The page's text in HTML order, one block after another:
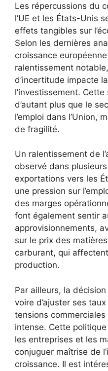
Les répercussions du
l’UE et les États-Unis
effets tangibles sur
Selon les dernières
croissance
ralentissement
d’incertitude impacte
l’investissement.
d’autant plus que le
l’emploi dans l’Union,
de fragilité.
Un ralentissement de
observé dans
exportations vers les
une pression sur
des marges
font également sentir
approvisionnements,
sur le prix des
carburant, qui
production.
Par ailleurs, la
voire d’ajuster ses
tensions commerciales
intense. Cette
les entreprises et les
conjuguer maîtrise de
croissance. Il est